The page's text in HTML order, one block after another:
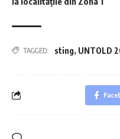
TAGGED: sting, UNTOLD